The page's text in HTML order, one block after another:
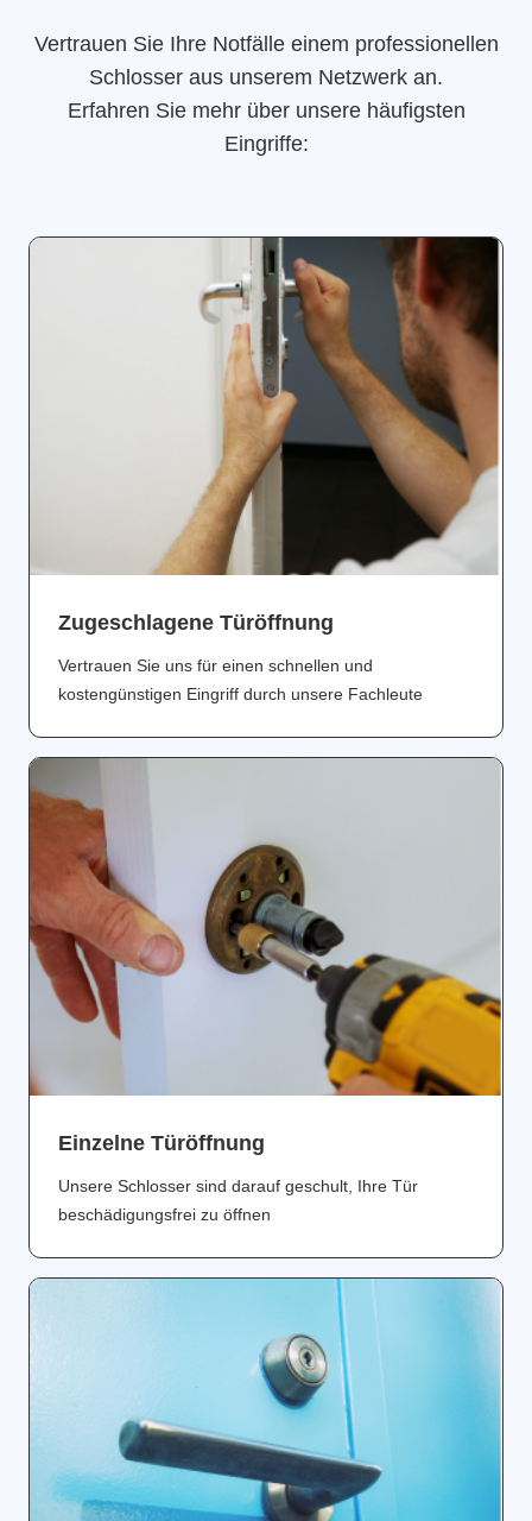
Vertrauen Sie Ihre Notfälle einem professionellen
Schlosser aus unserem Netzwerk an.
Erfahren Sie mehr über unsere häufigsten
Eingriffe:
Zugeschlagene Türöffnung
Vertrauen Sie uns für einen schnellen und
kostengünstigen Eingriff durch unsere Fachleute
Einzelne Türöffnung
Unsere Schlosser sind darauf geschult, Ihre Tür
beschädigungsfrei zu öffnen